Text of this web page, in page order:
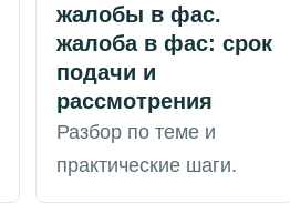
жалобы в фас.
жалоба в фас: срок
подачи и
рассмотрения
Разбор по теме и
практические шаги.